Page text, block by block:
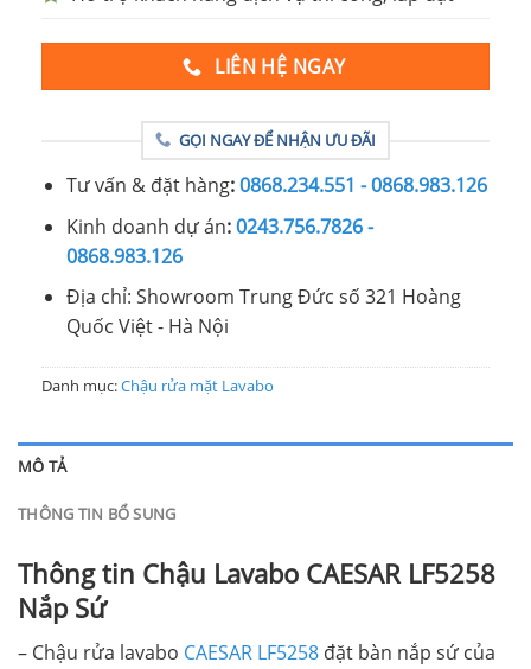
LIÊN HỆ NGAY
GỌI NGAY ĐỂ NHẬN ƯU ĐÃI
Tư vấn & đặt hàng:0868.234.551 - 0868.983.126
Kinh doanh dự án:0243.756.7826 -
0868.983.126
Địa chỉ: Showroom Trung Đức số 321 Hoàng
Quốc Việt - Hà Nội
Danh mục:Chậu rửa mặt Lavabo
MÔ TẢ
THÔNG TIN BỔ SUNG
Thông tin Chậu Lavabo CAESAR LF5258
Nắp Sứ
– Chậu rửa lavabo CAESAR LF5258 đặt bàn nắp sứ của